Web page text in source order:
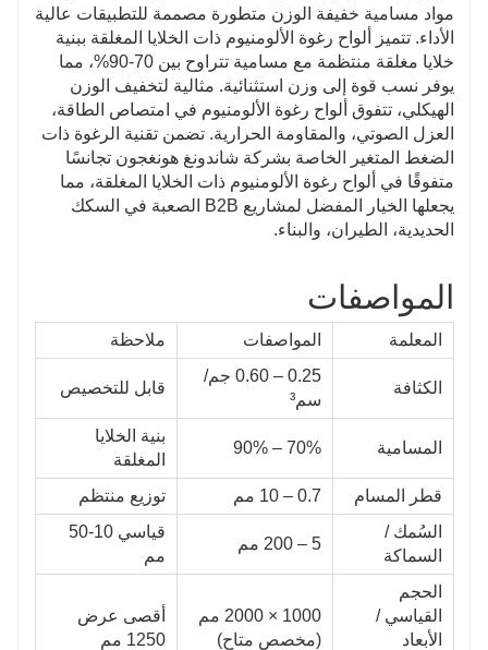
مواد مسامية خفيفة الوزن متطورة مصممة للتطبيقات عالية
الأداء. تتميز ألواح رغوة الألومنيوم ذات الخلايا المغلقة ببنية
خلايا مغلقة منتظمة مع مسامية تتراوح بين 70-90%، مما
يوفر نسب قوة إلى وزن استثنائية. مثالية لتخفيف الوزن
الهيكلي، تتفوق ألواح رغوة الألومنيوم في امتصاص الطاقة،
العزل الصوتي، والمقاومة الحرارية. تضمن تقنية الرغوة ذات
الضغط المتغير الخاصة بشركة شاندونغ هونغجون تجانسًا
متفوقًا في ألواح رغوة الألومنيوم ذات الخلايا المغلقة، مما
يجعلها الخيار المفضل لمشاريع B2B الصعبة في السكك
الحديدية، الطيران، والبناء.
المواصفات
المعلمة المواصفات ملاحظة
الكثافة
0.25 – 0.60 جم/
سم³
قابل للتخصيص
المسامية 70% – 90%
بنية الخلايا
المغلقة
قطر المسام
0.7 – 10 مم
توزيع منتظم
السُمك /
السماكة
5 – 200 مم
قياسي 10-50
مم
الحجم
القياسي /
الأبعاد
1000 × 2000 مم
(مخصص متاح)
أقصى عرض
1250 مم